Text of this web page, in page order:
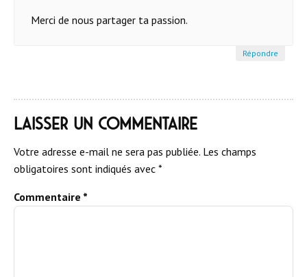
Merci de nous partager ta passion.
Répondre
Laisser un commentaire
Votre adresse e-mail ne sera pas publiée. Les champs
obligatoires sont indiqués avec *
Commentaire *